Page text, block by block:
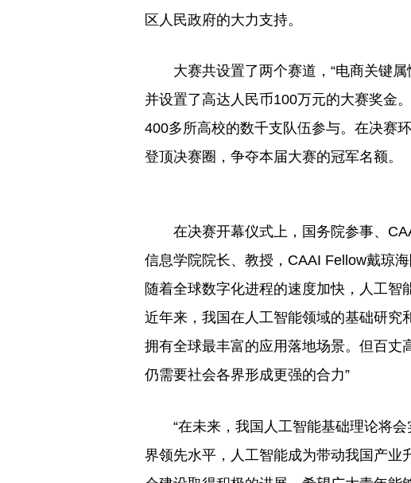
区人民政府的大力支持。
大赛共设置了两个赛道，“电商关键属
并设置了高达人民币100万元的大赛奖金
400多所高校的数千支队伍参与。在决赛
登顶决赛圈，争夺本届大赛的冠军名额。
在决赛开幕仪式上，国务院参事、
信息学院院长、教授，CAAI Fellow戴琼
随着全球数字化进程的速度加快，人工智
近年来，我国在人工智能领域的基础研究
拥有全球最丰富的应用落地场景。但百丈
仍需要社会各界形成更强的合力”
“在未来，我国人工智能基础理论将
界领先水平，人工智能成为带动我国产业